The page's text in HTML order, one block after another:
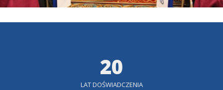
20
LAT DOŚWIADCZENIA